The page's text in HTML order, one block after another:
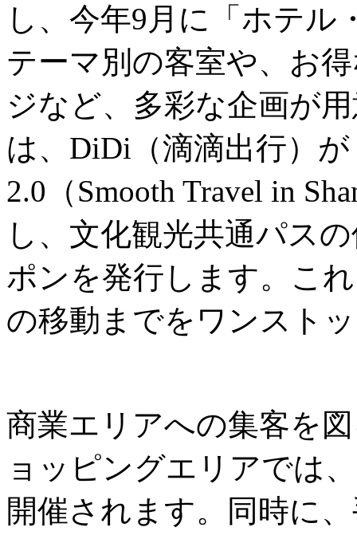
し、今年9月に「ホテル
テーマ別の客室や、お
ジなど、多彩な企画が
は、DiDi（滴滴出行）
2.0（Smooth Travel in
し、文化観光共通パス
ポンを発行します。こ
の移動までをワンスト
商業エリアへの集客を
ョッピングエリアでは
開催されます。同時に